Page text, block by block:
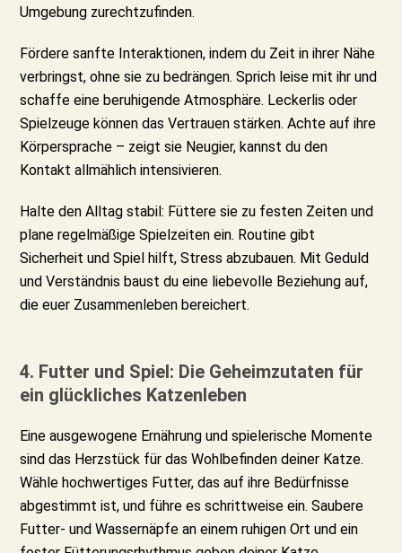
Umgebung zurechtzufinden.
Fördere sanfte Interaktionen, indem du Zeit in ihrer Nähe
verbringst, ohne sie zu bedrängen. Sprich leise mit ihr und
schaffe eine beruhigende Atmosphäre. Leckerlis oder
Spielzeuge können das Vertrauen stärken. Achte auf ihre
Körpersprache – zeigt sie Neugier, kannst du den
Kontakt allmählich intensivieren.
Halte den Alltag stabil: Füttere sie zu festen Zeiten und
plane regelmäßige Spielzeiten ein. Routine gibt
Sicherheit und Spiel hilft, Stress abzubauen. Mit Geduld
und Verständnis baust du eine liebevolle Beziehung auf,
die euer Zusammenleben bereichert.
4. Futter und Spiel: Die Geheimzutaten für
ein glückliches Katzenleben
Eine ausgewogene Ernährung und spielerische Momente
sind das Herzstück für das Wohlbefinden deiner Katze.
Wähle hochwertiges Futter, das auf ihre Bedürfnisse
abgestimmt ist, und führe es schrittweise ein. Saubere
Futter- und Wassernäpfe an einem ruhigen Ort und ein